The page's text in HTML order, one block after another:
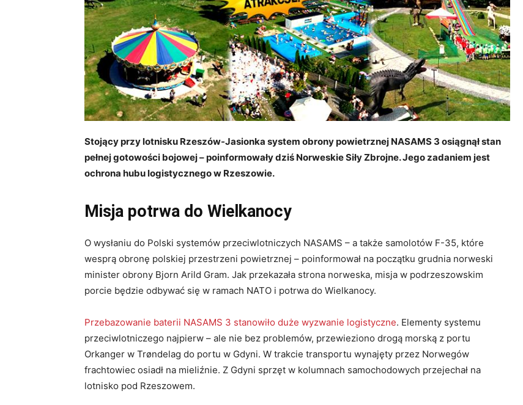
Stojący przy lotnisku Rzeszów-Jasionka system obrony powietrznej NASAMS 3 osiągnął stan
pełnej gotowości bojowej – poinformowały dziś Norweskie Siły Zbrojne. Jego zadaniem jest
ochrona hubu logistycznego w Rzeszowie.
Misja potrwa do Wielkanocy
O wysłaniu do Polski systemów przeciwlotniczych NASAMS – a także samolotów F-35, które
wesprą obronę polskiej przestrzeni powietrznej – poinformował na początku grudnia norweski
minister obrony Bjorn Arild Gram. Jak przekazała strona norweska, misja w podrzeszowskim
porcie będzie odbywać się w ramach NATO i potrwa do Wielkanocy.
Przebazowanie baterii NASAMS 3 stanowiło duże wyzwanie logistyczne. Elementy systemu
przeciwlotniczego najpierw – ale nie bez problemów, przewieziono drogą morską z portu
Orkanger w Trøndelag do portu w Gdyni. W trakcie transportu wynajęty przez Norwegów
frachtowiec osiadł na mieliźnie. Z Gdyni sprzęt w kolumnach samochodowych przejechał na
lotnisko pod Rzeszowem.